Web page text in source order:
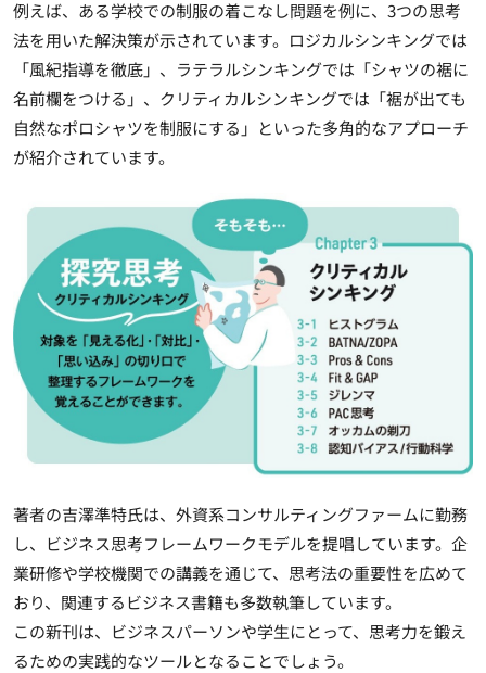
例えば、ある学校での制服の着こなし問題を例に、3つの思考
法を用いた解決策が示されています。ロジカルシンキングでは
「風紀指導を徹底」、ラテラルシンキングでは「シャツの裾に
名前欄をつける」、クリティカルシンキングでは「裾が出ても
自然なポロシャツを制服にする」といった多角的なアプローチ
が紹介されています。
著者の吉澤準特氏は、外資系コンサルティングファームに勤務
し、ビジネス思考フレームワークモデルを提唱しています。企
業研修や学校機関での講義を通じて、思考法の重要性を広めて
おり、関連するビジネス書籍も多数執筆しています。
この新刊は、ビジネスパーソンや学生にとって、思考力を鍛え
るための実践的なツールとなることでしょう。